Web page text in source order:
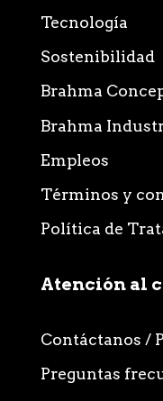
Tecnología
Sostenibilidad
Brahma
Brahma
Empleos
Términos y
Política de
Atención al
Contáctanos /
Preguntas